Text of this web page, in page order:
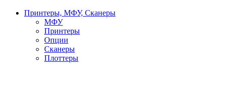
Принтеры, МФУ, Сканеры
МФУ
Принтеры
Опции
Сканеры
Плоттеры